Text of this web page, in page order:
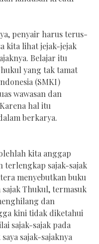
penyair harus terus-
kita lihat jejak-jejak
Belajar itu
yang tak tamat
(SMKI)
wawasan dan
hal itu
berkarya.
kita anggap
terlengkap sajak-sajak
menyebutkan buku
Thukul, termasuk
dan
kini tidak diketahui
sajak-sajak pada
sajak-sajaknya